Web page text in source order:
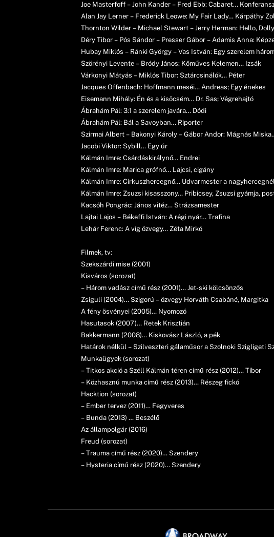
Joe Masterfoff – John Kander – Fred Ebb: Cabaret…
Alan Jay Lerner – Frederick Leowe: My Fair Lady… Kárpáthy
Thornton Wilder – Michael Stewart – Jerry Herman: Hello,
Déry Tibor – Pós Sándor – Presser Gábor – Adamis Anna:
Hubay Miklós – Ránki György – Vas István: Egy szerelem
Szörényi Levente – Bródy János: Kőműves Kelemen… Izsák
Várkonyi Mátyás – Miklós Tibor: Sztárcsinálók… Péter
Jacques Offenbach: Hoffmann meséi… Andreas; Egy énekes
Eisemann Mihály: Én és a kisöcsém… Dr. Sas; Végrehajtó
Ábrahám Pál: 3:1 a szerelem javára… Dódi
Ábrahám Pál: Bál a Savoyban… Riporter
Szirmai Albert – Bakonyi Károly – Gábor Andor: Mágnás
Jacobi Viktor: Sybill… Egy úr
Kálmán Imre: Csárdáskirálynő… Endrei
Kálmán Imre: Marica grófnő… Lajcsi, cigány
Kálmán Imre: Cirkuszhercegnő… Udvarmester a
Kálmán Imre: Zsuzsi kisasszony… Pribicsey, Zsuzsi gyámja,
Kacsóh Pongrác: János vitéz… Strázsamester
Lajtai Lajos – Békeffi István: A régi nyár… Trafina
Lehár Ferenc: A víg özvegy… Zéta Mirkó
Filmek, tv:
Szekszárdi mise (2001)
Kisváros (sorozat)
– Három vadász című rész (2001)… Jet-ski kölcsönzős
Zsiguli (2004)… Szigorú – özvegy Horváth Csabáné, Margitka
A fény ösvényei (2005)… Nyomozó
Hasutasok (2007)… Retek Krisztián
Bakkermann (2008)… Kiskovász László, a pék
Határok nélkül – Szilveszteri gálaműsor a Szolnoki Szigligeti
Munkaügyek (sorozat)
– Titkos akció a Széll Kálmán téren című rész (2012)… Tibor
– Közhasznú munka című rész (2013)… Részeg fickó
Hacktion (sorozat)
– Ember tervez (2011)… Fegyveres
– Bunda (2013) … Beszélő
Az állampolgár (2016)
Freud (sorozat)
– Trauma című rész (2020)… Szendery
– Hysteria című rész (2020)… Szendery